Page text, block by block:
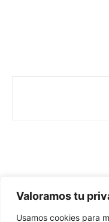
Valoramos tu
Usamos cookies para
Redes Cristianas
Una mirada alternativa